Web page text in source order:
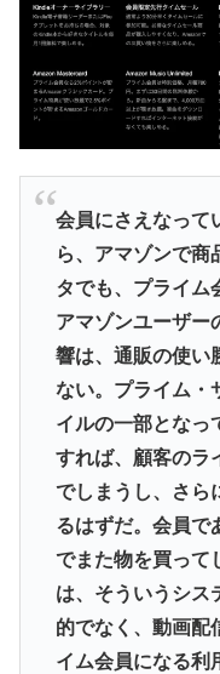
会員にさえなって
ら、アマゾンで商
タでも、プライム
アマゾンユーザー
響は、通販の使い
ない。プライム・
イルの一部となっ
すれば、顧客のラ
でしまうし、さら
るはずだ。会員で
でまた物を買って
は、そういうシス
的でなく、動画配
イム会員になる利